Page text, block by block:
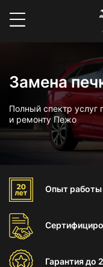
Замена
Полный спектр услуг
и ремонту Пежо
Опыт работы
Гарантиядо